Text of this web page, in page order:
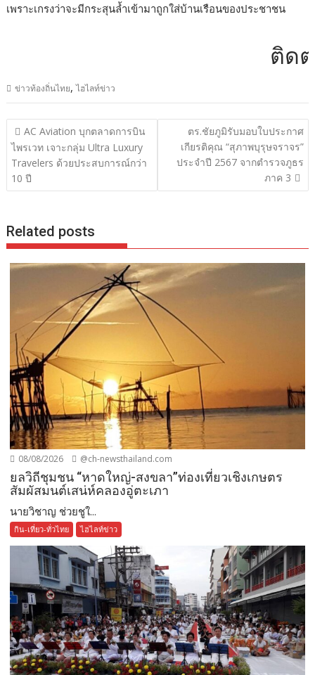
เพราะเกรงว่าจะมีกระสุนล้ำเข้ามาถูกใส่บ้านเรือนของประชาชน
ติดต่อ
ข่าวท้องถิ่นไทย,ไฮไลท์ข่าว
แนะแนว
เรื่อง
AC Aviation บุกตลาดการบิน
ไพรเวท เจาะกลุ่ม Ultra Luxury
Travelers ด้วยประสบการณ์กว่า
10 ปี
ตร.ชัยภูมิรับมอบใบประกาศ
เกียรติคุณ “สุภาพบุรุษจราจร”
ประจำปี 2567 จากตำรวจภูธร
ภาค 3
Related posts
08/08/2026 @ch-newsthailand.com
ยลวิถีชุมชน “หาดใหญ่-สงขลา”ท่องเที่ยวเชิงเกษตร
สัมผัสมนต์เสน่ห์คลองอู่ตะเภา
นายวิชาญ ช่วยชูใ...
กิน-เที่ยว-ทั่วไทย ไฮไลท์ข่าว